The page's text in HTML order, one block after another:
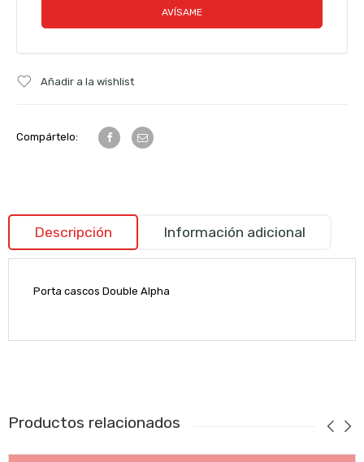
Añadir a la wishlist
Compártelo:
Descripción Información adicional
Porta cascos Double Alpha
Productos relacionados